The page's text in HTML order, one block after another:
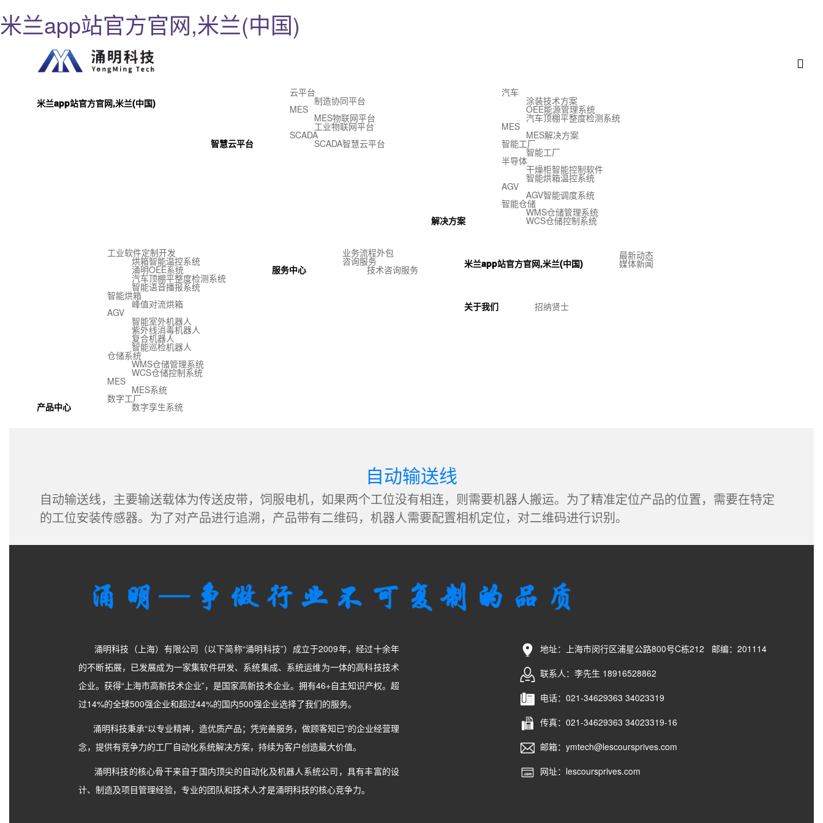
米兰app站官方官网,米兰(中国)
米兰app站官方官网,米兰(中国)
智慧云平台
云平台
制造协同平台
MES
MES物联网平台
工业物联网平台
SCADA
SCADA智慧云平台
解决方案
汽车
涂装技术方案
OEE能源管理系统
汽车顶棚平整度检测系统
MES
MES解决方案
智能工厂
智能工厂
半导体
干燥柜智能控制软件
智能烘箱温控系统
AGV
AGV智能调度系统
智能仓储
WMS仓储管理系统
WCS仓储控制系统
产品中心
工业软件定制开发
烘箱智能温控系统
涌明OEE系统
汽车顶棚平整度检测系统
智能语音播报系统
智能烘箱
峰值对流烘箱
AGV
智能室外机器人
紫外线消毒机器人
复合机器人
智能巡检机器人
仓储系统
WMS仓储管理系统
WCS仓储控制系统
MES
MES系统
数字工厂
数字孪生系统
服务中心
业务流程外包
咨询服务
技术咨询服务 米兰app站官方官网,米兰(中国)
最新动态
媒体新闻
关于我们 招纳贤士
自动输送线
自动输送线，主要输送载体为传送皮带，饲服电机，如果两个工位没有相连，则需要机器人搬运。为了精准定位产品的位置，需要在特定
的工位安装传感器。为了对产品进行追溯，产品带有二维码，机器人需要配置相机定位，对二维码进行识别。
涌明科技（上海）有限公司（以下简称“涌明科技”）成立于2009年，经过十余年
的不断拓展，已发展成为一家集软件研发、系统集成、系统运维为一体的高科技技术
企业。获得“上海市高新技术企业”，是国家高新技术企业。拥有46+自主知识产权。超
过14%的全球500强企业和超过44%的国内500强企业选择了我们的服务。
涌明科技秉承“以专业精神，造优质产品；凭完善服务，做顾客知已”的企业经营理
念，提供有竞争力的工厂自动化系统解决方案，持续为客户创造最大价值。
涌明科技的核心骨干来自于国内顶尖的自动化及机器人系统公司，具有丰富的设
计、制造及项目管理经验，专业的团队和技术人才是涌明科技的核心竞争力。
地址：上海市闵行区浦星公路800号C栋212 邮编：201114
联系人：李先生 18916528862
电话：021-34629363 34023319
传真：021-34629363 34023319-16
邮箱：ymtech@lescoursprives.com
网址：lescoursprives.com